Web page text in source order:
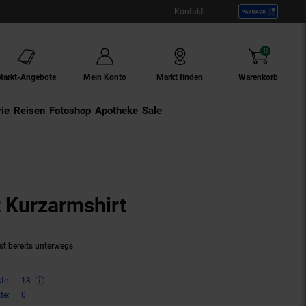
Kontakt
Angebote Mein Konto Markt finden Warenkorb
0
Artikel
Externer Link:
Reisen Externer Link:
Fotoshop Externer Link:
Apotheke Sale
Kurzarmshirt
bereits unterwegs
18
0